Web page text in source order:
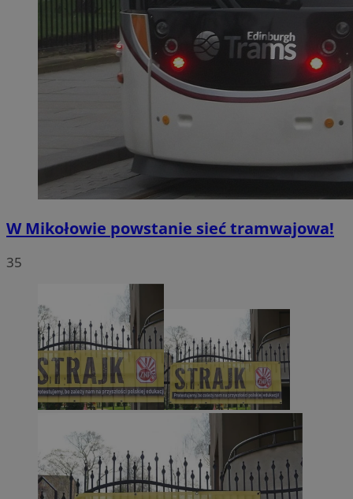
W Mikołowie powstanie sieć tramwajowa!
35